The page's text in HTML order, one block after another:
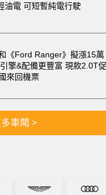
油電 可短暫純電行駛
《Ford Ranger》擬漲15萬
擎&配備更豐富 現款2.0T促
來回機票
多車聞 >